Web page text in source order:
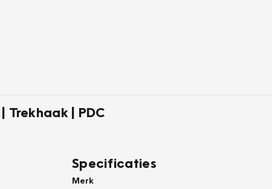
Trekhaak | PDC
Specificaties
Merk